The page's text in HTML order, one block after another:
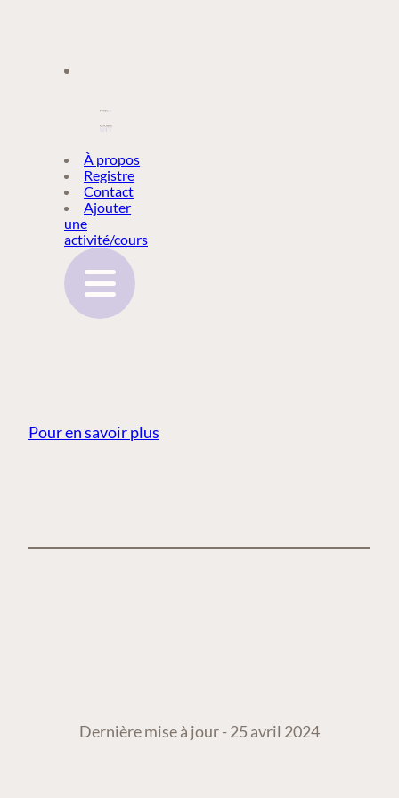
REGISTRE
CONTACT
À propos
Registre
Contact
Ajouter
une
activité/cours
Pour en savoir plus
Dernière mise à jour - 25 avril 2024